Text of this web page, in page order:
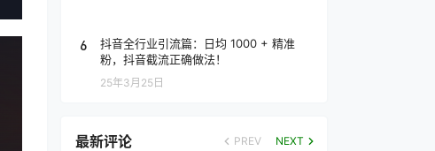
6
抖音全行业引流篇：日均 1000 + 精准
粉，抖音截流正确做法！
25年3月25日
最新评论 PREV NEXT